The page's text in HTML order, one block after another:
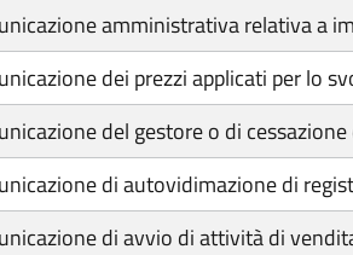
amministrativa relativa a
dei prezzi applicati per lo
del gestore o di
di autovidimazione di
di avvio di attività di